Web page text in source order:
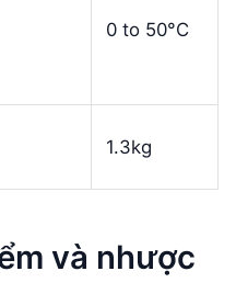
0 to 50°C
1.3kg
và nhược